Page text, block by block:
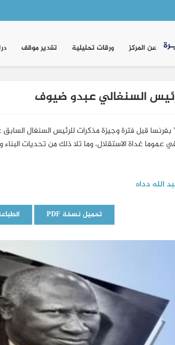
عن المركز ورقات تحليلية تقدير موقف
السنغالي عبدو ضيوف
قبل فترة وجيزة مذكرات للرئيس السنغال
عموما غداة الاستقلال، وما تلا ذلك من تحديات
الله دداه
تحميل نسخة PDF